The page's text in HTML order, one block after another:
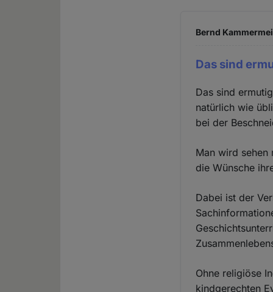
Bernd
Das sind
Das sind
natürlich wie
bei der
Man wird sehen
die Wünsche
Dabei ist der
Ohne religiöse
kindgerechten